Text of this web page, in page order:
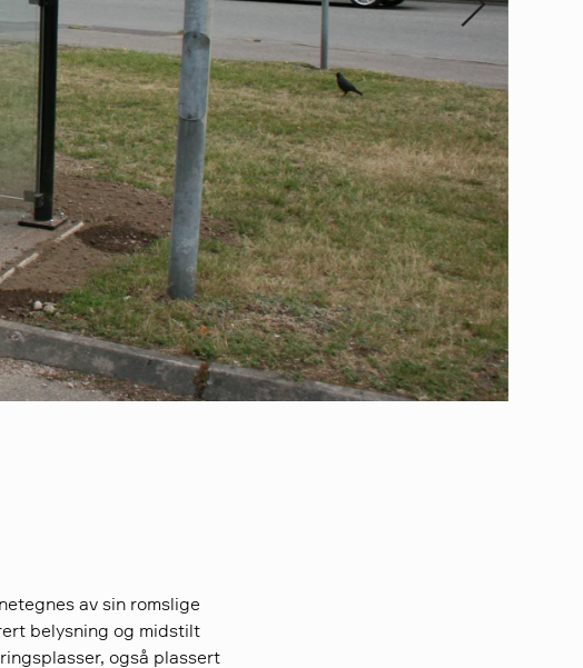
av sin romslige
belysning og midstilt
også plassert